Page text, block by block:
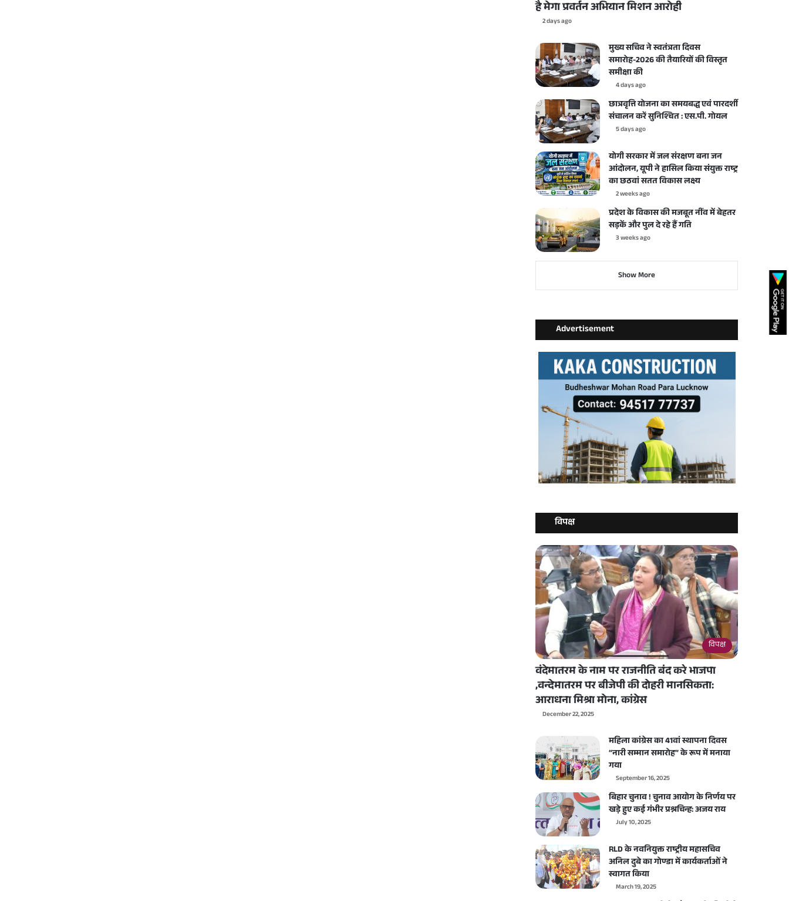
है मेगा प्रवर्तन अभियान मिशन आरोही
2 days ago
मुख्य सचिव ने स्वतंत्रता दिवस
समारोह-2026 की तैयारियों की विस्तृत
समीक्षा की
4 days ago
छात्रवृत्ति योजना का समयबद्ध एवं पारदर्शी
संचालन करें सुनिश्चित : एस.पी. गोयल
5 days ago
योगी सरकार में जल संरक्षण बना जन
आंदोलन, यूपी ने हासिल किया संयुक्त राष्ट्र
का छठवां सतत विकास लक्ष्य
2 weeks ago
प्रदेश के विकास की मजबूत नींव में बेहतर
सड़कें और पुल दे रहे हैं गति
3 weeks ago
Show More
Advertisement
विपक्ष
विपक्ष
वंदेमातरम के नाम पर राजनीति बंद करे भाजपा
,वन्देमातरम पर बीजेपी की दोहरी मानसिकता:
आराधना मिश्रा मोना, कांग्रेस
December 22, 2025
महिला कांग्रेस का 41वां स्थापना दिवस
“नारी सम्मान समारोह” के रूप में मनाया
गया
September 16, 2025
बिहार चुनाव ! चुनाव आयोग के निर्णय पर
खड़े हुए कई गंभीर प्रश्नचिन्ह: अजय राय
July 10, 2025
RLD के नवनियुक्त राष्ट्रीय महासचिव
अनिल दुबे का गोण्डा में कार्यकर्ताओं ने
स्वागत किया
March 19, 2025